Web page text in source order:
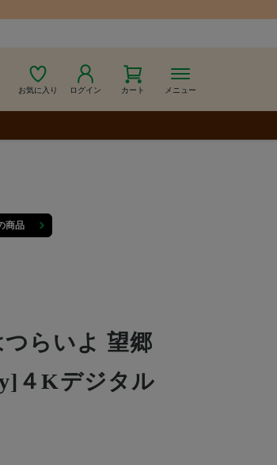
お気に入り ログイン カート メニュー
商品
らいよ 望郷
４Kデジタル